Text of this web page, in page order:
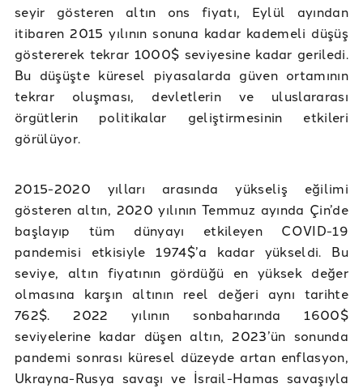
seyir gösteren altın ons fiyatı, Eylül ayından
itibaren 2015 yılının sonuna kadar kademeli düşüş
göstererek tekrar 1000$ seviyesine kadar geriledi.
Bu düşüşte küresel piyasalarda güven ortamının
tekrar oluşması, devletlerin ve uluslararası
örgütlerin politikalar geliştirmesinin etkileri
görülüyor.
2015-2020 yılları arasında yükseliş eğilimi
gösteren altın, 2020 yılının Temmuz ayında Çin’de
başlayıp tüm dünyayı etkileyen COVID-19
pandemisi etkisiyle 1974$’a kadar yükseldi. Bu
seviye, altın fiyatının gördüğü en yüksek değer
olmasına karşın altının reel değeri aynı tarihte
762$. 2022 yılının sonbaharında 1600$
seviyelerine kadar düşen altın, 2023’ün sonunda
pandemi sonrası küresel düzeyde artan enflasyon,
Ukrayna-Rusya savaşı ve İsrail-Hamas savaşıyla